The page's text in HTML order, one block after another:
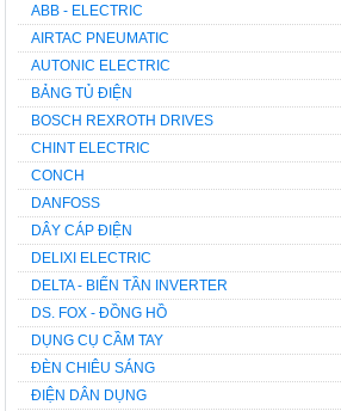
ABB - ELECTRIC
AIRTAC PNEUMATIC
AUTONIC ELECTRIC
BẢNG TỦ ĐIỆN
BOSCH REXROTH DRIVES
CHINT ELECTRIC
CONCH
DANFOSS
DÂY CÁP ĐIỆN
DELIXI ELECTRIC
DELTA - BIẾN TẦN INVERTER
DS. FOX - ĐỒNG HỒ
DỤNG CỤ CẦM TAY
ĐÈN CHIÊU SÁNG
ĐIỆN DÂN DỤNG